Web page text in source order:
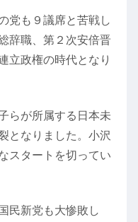
党も９議席と苦戦し
辞職、第２次安倍晋
立政権の時代となり
らが所属する日本未
となりました。小沢
スタートを切ってい
民新党も大惨敗し